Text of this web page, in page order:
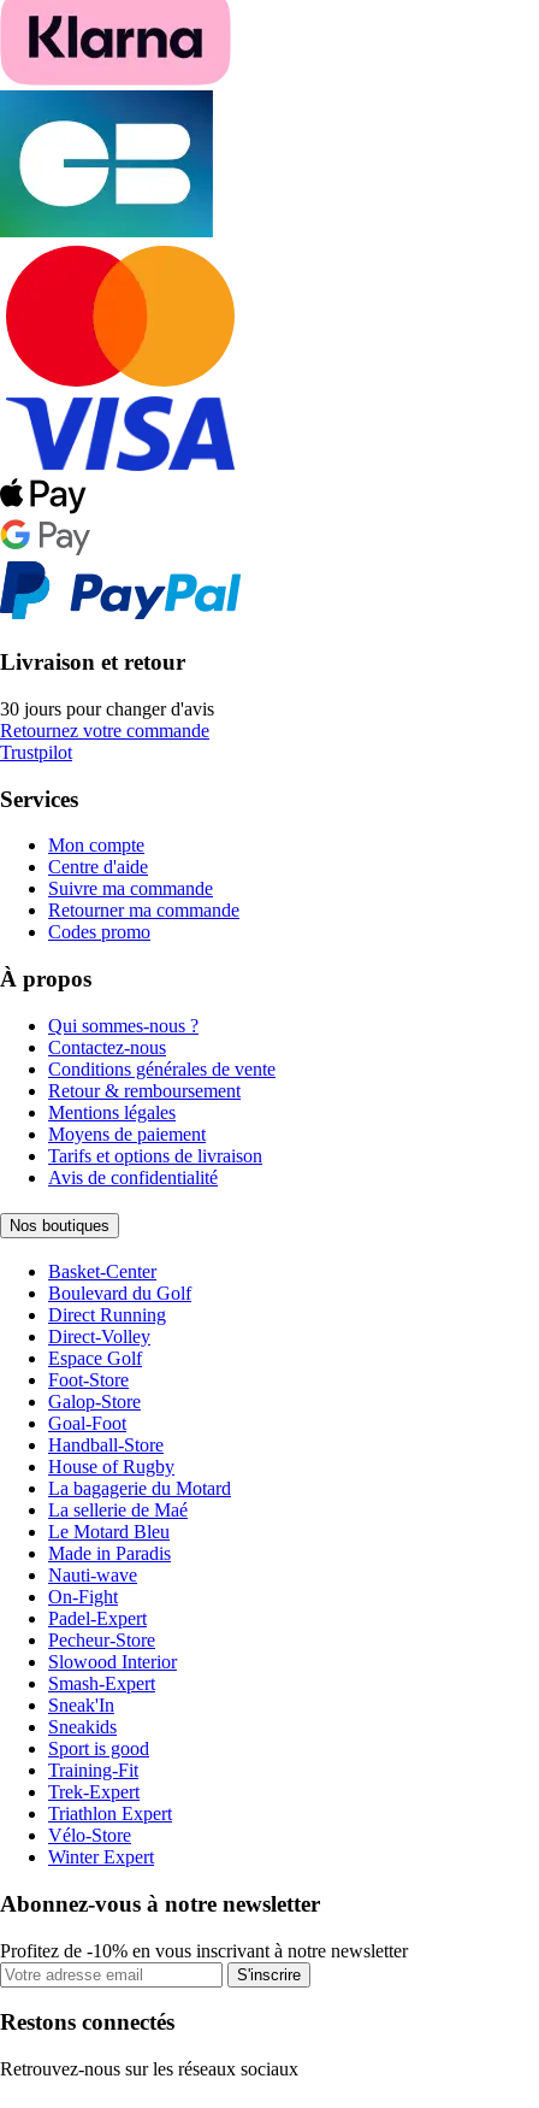
Livraison et retour
30 jours pour changer d'avis
Retournez votre commande
Trustpilot
Services
Mon compte
Centre d'aide
Suivre ma commande
Retourner ma commande
Codes promo
À propos
Qui sommes-nous ?
Contactez-nous
Conditions générales de vente
Retour & remboursement
Mentions légales
Moyens de paiement
Tarifs et options de livraison
Avis de confidentialité
Nos boutiques
Basket-Center
Boulevard du Golf
Direct Running
Direct-Volley
Espace Golf
Foot-Store
Galop-Store
Goal-Foot
Handball-Store
House of Rugby
La bagagerie du Motard
La sellerie de Maé
Le Motard Bleu
Made in Paradis
Nauti-wave
On-Fight
Padel-Expert
Pecheur-Store
Slowood Interior
Smash-Expert
Sneak'In
Sneakids
Sport is good
Training-Fit
Trek-Expert
Triathlon Expert
Vélo-Store
Winter Expert
Abonnez-vous à notre newsletter
Profitez de -10% en vous inscrivant à notre newsletter
S'inscrire
Restons connectés
Retrouvez-nous sur les réseaux sociaux